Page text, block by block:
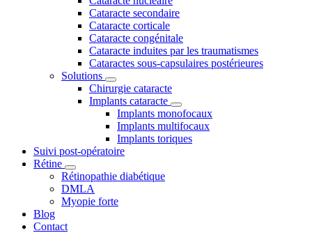
Cataracte secondaire
Cataracte corticale
Cataracte congénitale
Cataracte induites par les traumatismes
Cataractes sous-capsulaires postérieures
Solutions
Chirurgie cataracte
Implants cataracte
Implants monofocaux
Implants multifocaux
Implants toriques
Suivi post-opératoire
Rétine
Rétinopathie diabétique
DMLA
Myopie forte
Blog
Contact